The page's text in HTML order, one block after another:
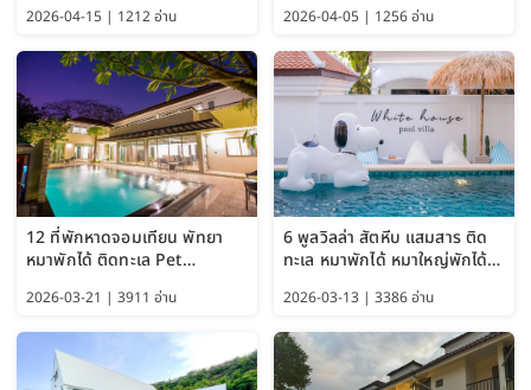
2026-04-15 | 1212 อ่าน
Bangkok อัปเดตล่าสุด
2026-04-05 | 1256 อ่าน
12 ที่พักหาดจอมเทียน พัทยา
หมาพักได้ ติดทะเล Pet
พักได้ อัปเดต 2569
2026-03-21 | 3911 อ่าน
6 พูลวิลล่า สัตหีบ แสมสาร ติด
ทะเล หมาพักได้ หมาใหญ่พักได้
2026-03-13 | 3386 อ่าน